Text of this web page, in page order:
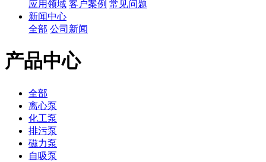
应用领域 客户案例 常见问题
新闻中心
全部 公司新闻
产品中心
全部
离心泵
化工泵
排污泵
磁力泵
自吸泵